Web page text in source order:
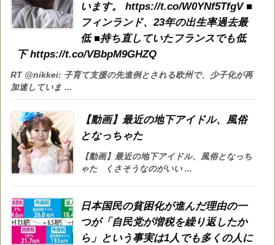
います。 https://t.co/W0YNf5TfgV ■
フィンランド、23年の出生率過去最
低 ■持ち直していたフランスでも低
下 https://t.co/VBbpM9GHZQ
RT @nikkei: 子育て支援の先進例とされる欧州で、少子化が再
加速していま ...
【動画】最近の地下アイドル、風俗
となっちゃた
【動画】最近の地下アイドル、風俗となっち
ゃた くさそうなのがいい ...
日本国民の貧困化が進んだ理由の一
つが「自民党が増税を繰り返したか
ら」という事実は1人でも多くの人に